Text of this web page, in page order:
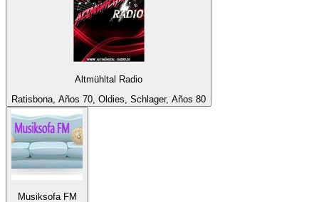
Altmühltal Radio
Ratisbona, Años 70, Oldies, Schlager, Años 80
Musiksofa FM